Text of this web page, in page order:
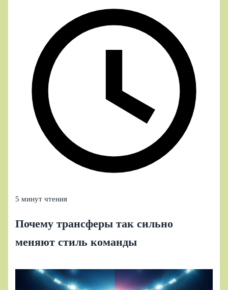
5 минут чтения
Почему трансферы так сильно
меняют стиль команды